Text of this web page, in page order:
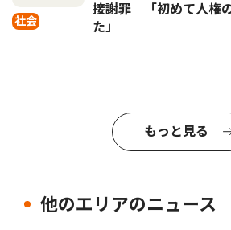
社会
接謝罪 「初めて人権
た」
もっと見る
他のエリアのニュース